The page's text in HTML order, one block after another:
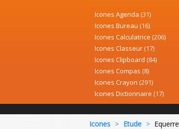
Icones Agenda (31)
Icones Bureau (16)
Icones Calculatrice (206)
Icones Classeur(17)
Icones Clipboard (84)
Icones Compas (8)
Icones Crayon (291)
Icones Dictionnaire (17)
Icones > Etude > Equerre